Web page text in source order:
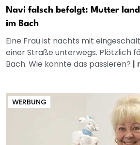
Navi falsch befolgt: Mutter
im Bach
Eine Frau ist nachts mit
einer Straße unterwegs. Plötzlich
Bach. Wie konnte das passieren? |
WERBUNG